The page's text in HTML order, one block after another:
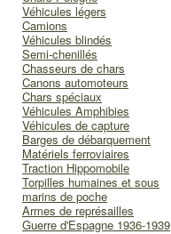
Véhicules légers
Camions
Véhicules blindés
Semi-chenillés
Chasseurs de chars
Canons automoteurs
Chars spéciaux
Véhicules Amphibies
Véhicules de capture
Barges de débarquement
Matériels ferroviaires
Traction Hippomobile
Torpilles humaines et sous
marins de poche
Armes de représailles
Guerre d'Espagne 1936-1939